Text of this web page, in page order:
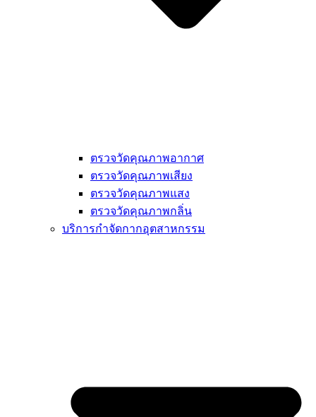
ตรวจวัดคุณภาพอากาศ
ตรวจวัดคุณภาพเสียง
ตรวจวัดคุณภาพแสง
ตรวจวัดคุณภาพกลิ่น
บริการกำจัดกากอุตสาหกรรม